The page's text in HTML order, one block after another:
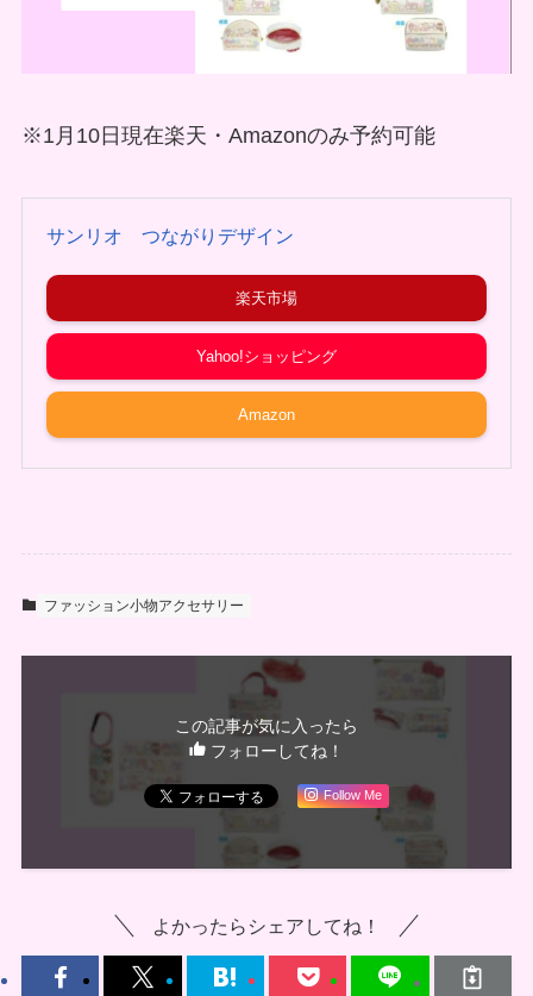
※1月10日現在楽天・Amazonのみ予約可能
サンリオ つながりデザイン
楽天市場
Yahoo!ショッピング
Amazon
ファッション小物アクセサリー
この記事が気に入ったら
フォローしてね！
Follow Me
よかったらシェアしてね！